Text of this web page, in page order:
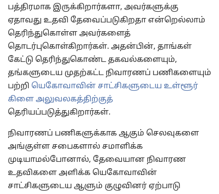
பத்திரமாக இருக்கிறார்களா, அவர்களுக்கு
ஏதாவது உதவி தேவைப்படுகிறதா என்றெல்லாம்
தெரிந்துகொள்ள அவர்களைத்
தொடர்புகொள்கிறார்கள். அதன்பின், தாங்கள்
கேட்டு தெரிந்துகொண்ட தகவல்களையும்,
தங்களுடைய முதற்கட்ட நிவாரணப் பணிகளையும்
பற்றி யெகோவாவின் சாட்சிகளுடைய உள்ளூர்
கிளை அலுவலகத்திற்குத்
தெரியப்படுத்துகிறார்கள்.
நிவாரணப் பணிகளுக்காக ஆகும் செலவுகளை
அங்குள்ள சபைகளால் சமாளிக்க
முடியாமல்போனால், தேவையான நிவாரண
உதவிகளை அளிக்க யெகோவாவின்
சாட்சிகளுடைய ஆளும் குழுவினர் ஏற்பாடு